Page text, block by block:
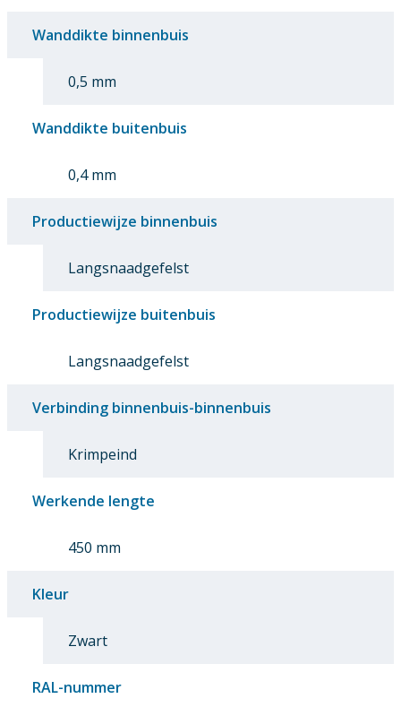
Wanddikte binnenbuis
0,5 mm
Wanddikte buitenbuis
0,4 mm
Productiewijze binnenbuis
Langsnaadgefelst
Productiewijze buitenbuis
Langsnaadgefelst
Verbinding binnenbuis-binnenbuis
Krimpeind
Werkende lengte
450 mm
Kleur
Zwart
RAL-nummer